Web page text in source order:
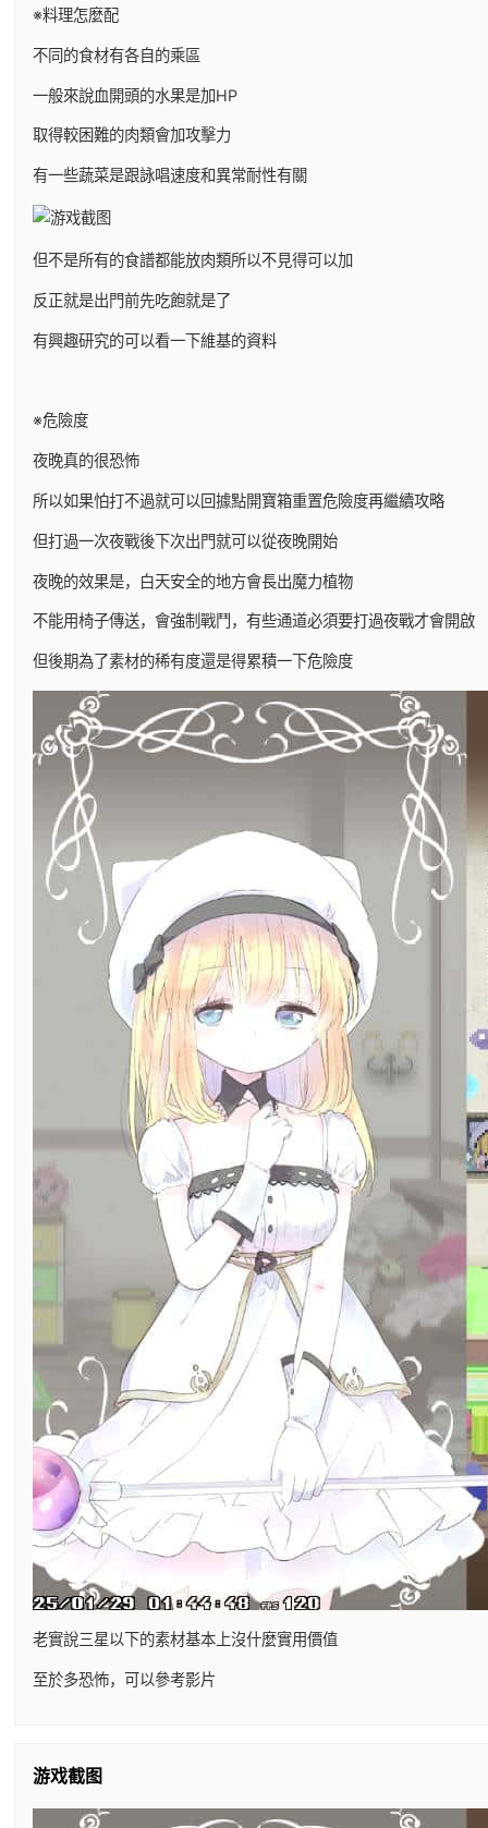
※料理怎麼配
不同的食材有各自的乘區
一般來說血開頭的水果是加HP
取得較困難的肉類會加攻擊力
有一些蔬菜是跟詠唱速度和異常耐性有關
但不是所有的食譜都能放肉類所以不見得可以加
反正就是出門前先吃飽就是了
有興趣研究的可以看一下維基的資料
※危險度
夜晚真的很恐怖
所以如果怕打不過就可以回據點開寶箱重置危險度再繼續攻略
但打過一次夜戰後下次出門就可以從夜晚開始
夜晚的效果是，白天安全的地方會長出魔力植物
不能用椅子傳送，會強制戰鬥，有些通道必須要打過夜戰才會開啟
但後期為了素材的稀有度還是得累積一下危險度
老實說三星以下的素材基本上沒什麼實用價值
至於多恐怖，可以參考影片
游戏截图